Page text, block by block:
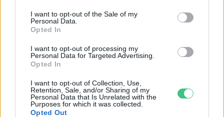
I want to opt-out of the Sale of my
Personal Data.
Opted In
I want to opt-out of processing my
Personal Data for Targeted Advertising.
Opted In
I want to opt-out of Collection, Use,
Retention, Sale, and/or Sharing of my
Personal Data that Is Unrelated with the
Purposes for which it was collected.
Opted Out
A vitorlavirág ideális szobanövény, hiszen kiválóan tűri a meleget
és a fényszegény környezetet.